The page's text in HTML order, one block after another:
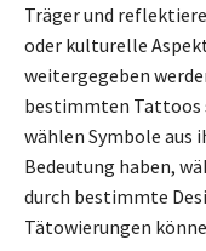
Träger und
oder kulturelle
weitergegeben
bestimmten Tattoos
wählen Symbole aus
Bedeutung haben,
durch bestimmte
Tätowierungen